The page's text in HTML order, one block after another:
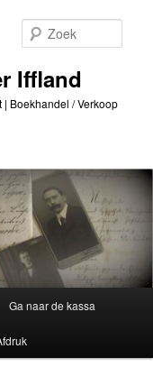
Iffland
Boekhandel / Verkoop
Ga naar de kassa